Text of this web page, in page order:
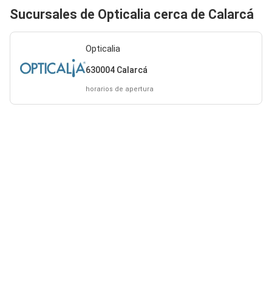
Sucursales de Opticalia cerca de Calarcá
Opticalia
630004 Calarcá
horarios de apertura